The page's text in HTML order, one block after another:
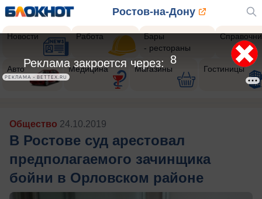
Ростов-на-Дону
Новости Работа
Бары
- рестораны
Авто Медицина Магазины Гостиницы
Общество 24.10.2019
В Ростове суд арестовал
предполагаемого зачинщика
бойни в Орловском районе
5
Реклама закроется через:
РЕКЛАМА • BETTEX.RU